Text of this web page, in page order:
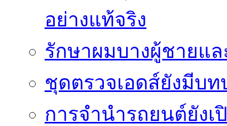
อย่างแท้จริง
รักษาผมบางผู้ชายแ
ชุดตรวจเอดส์ยังมีบ
การจำนำรถยนต์ยัง